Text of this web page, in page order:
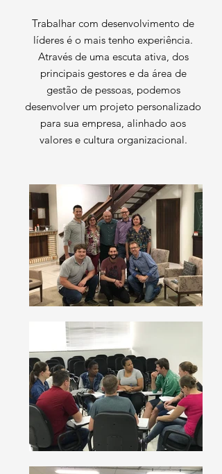
Trabalhar com desenvolvimento de
líderes é o mais tenho experiência.
Através de uma escuta ativa, dos
principais gestores e da área de
gestão de pessoas, podemos
desenvolver um projeto personalizado
para sua empresa, alinhado aos
valores e cultura organizacional.